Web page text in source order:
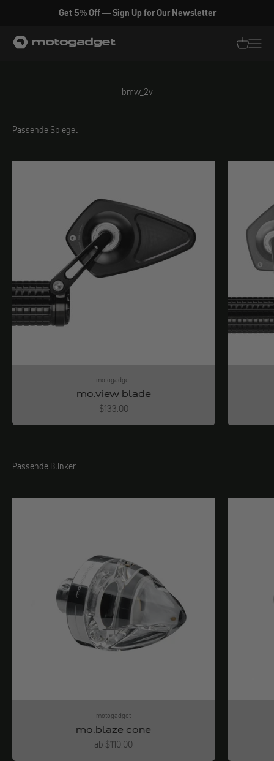
Zum Inhalt springen
Get 5% Off — Sign Up for Our Newsletter
motogadget GmbH
bmw_2v
Passende Spiegel
motogadget
mo.view blade
Angebot
$133.00
Passende Blinker
motogadget
mo.blaze cone
Angebot
ab $110.00